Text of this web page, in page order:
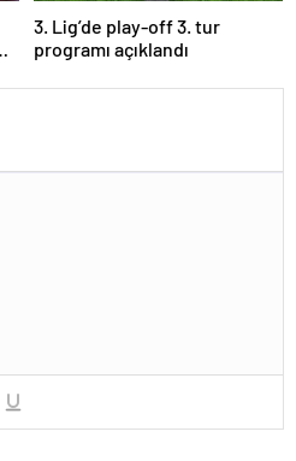
3. Lig’de play-off 3. tur
programı açıklandı